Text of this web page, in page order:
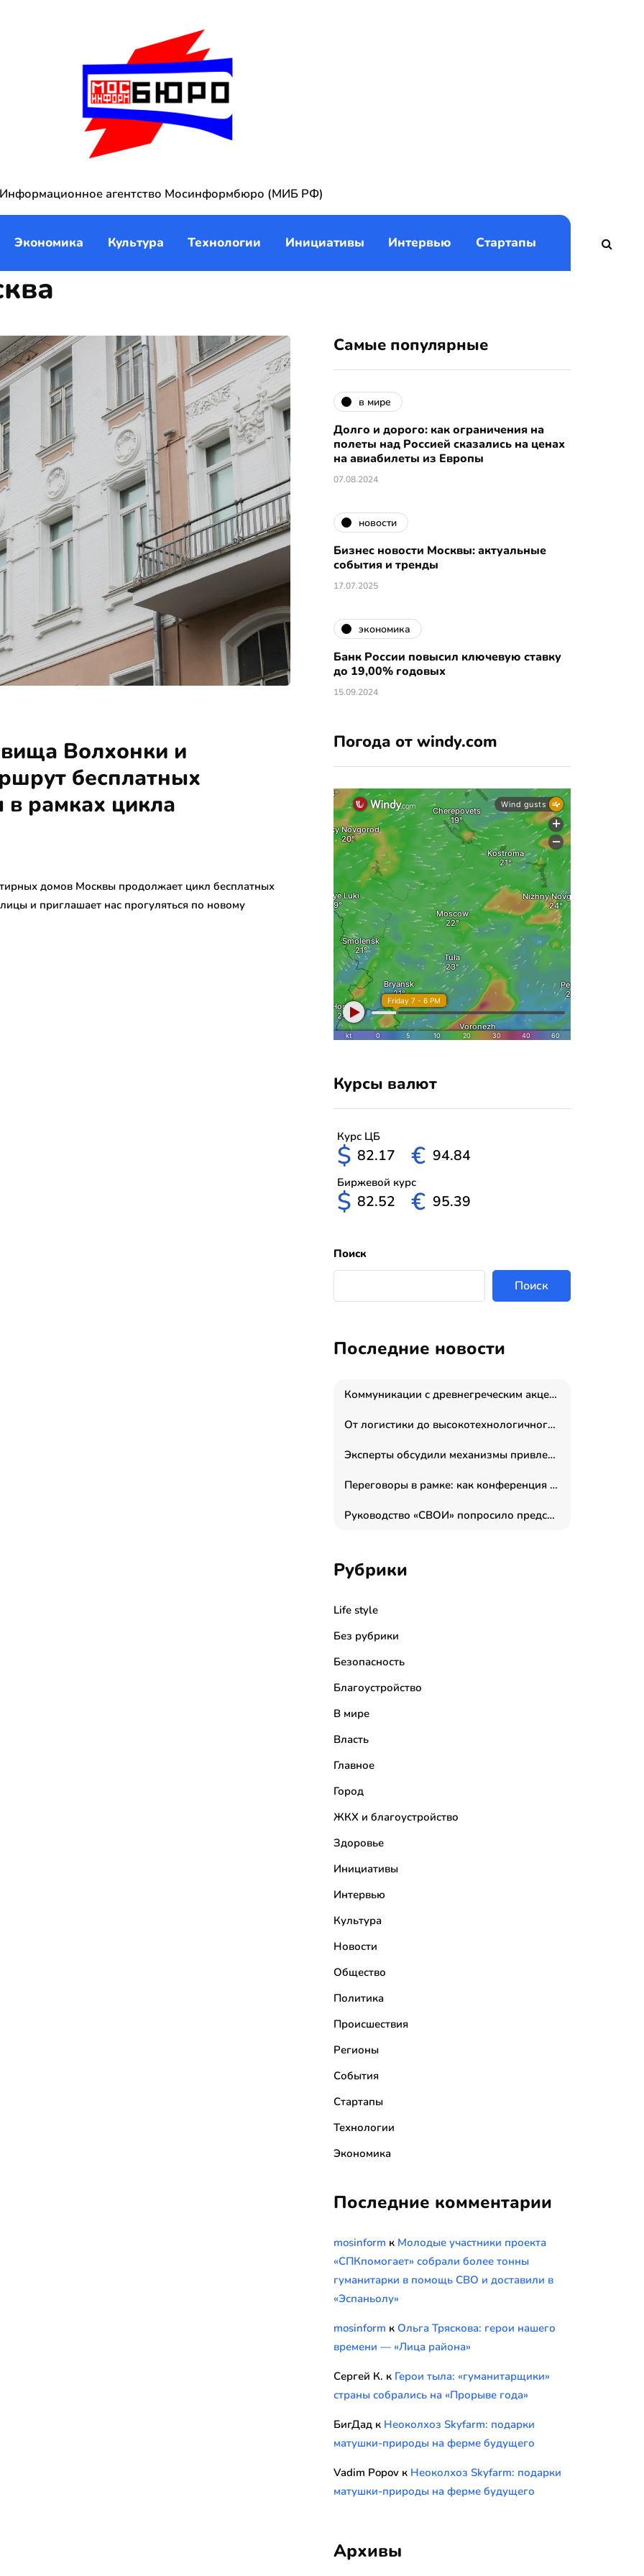
Информационное агентство Мосинформбюро (МИБ РФ)
Экономика Культура Технологии Инициативы Интервью Стартапы
Волхонки и
бесплатных
рамках цикла
домов Москвы продолжает цикл бесплатных
и приглашает нас прогуляться по новому
Самые популярные
в мире
Долго и дорого: как ограничения на
полеты над Россией сказались на ценах
на авиабилеты из Европы
07.08.2024
новости
Бизнес новости Москвы: актуальные
события и тренды
17.07.2025
экономика
Банк России повысил ключевую ставку
до 19,00% годовых
15.09.2024
Погода от windy.com
Курсы валют
Курс ЦБ
$ 82.17 € 94.84
Биржевой курс
$ 82.52 € 95.39
Поиск
Поиск
Последние новости
Коммуникации с древнегреческим акцентом: медиаменеджер и журналист Владимир Дергачев запустил коммуникационное агентство «Сократ 2.0»
От логистики до высокотехнологичного производства: как основатель “гагаринга” выстраивает экосистему безопасности и гражданских БПЛА
Эксперты обсудили механизмы привлечения молодых специалистов в промышленные города
Переговоры в рамке: как конференция «Бизнес как искусство» переформатирует деловой этикет в стенах ТПП РФ
Руководство «СВОИ» попросило председателя СКР дать правовую оценку обысков в тыловом штабе
Рубрики
Life style
Без рубрики
Безопасность
Благоустройство
В мире
Власть
Главное
Город
ЖКХ и благоустройство
Здоровье
Инициативы
Интервью
Культура
Новости
Общество
Политика
Происшествия
Регионы
События
Стартапы
Технологии
Экономика
Последние комментарии
mosinform к Молодые участники проекта
«СПКпомогает» собрали более тонны
гуманитарки в помощь СВО и доставили в
«Эспаньолу»
mosinform к Ольга Тряскова: герои нашего
времени — «Лица района»
Сергей К. к Герои тыла: «гуманитарщики»
страны собрались на «Прорыве года»
БигДад к Неоколхоз Skyfarm: подарки
матушки-природы на ферме будущего
Vadim Popov к Неоколхоз Skyfarm: подарки
матушки-природы на ферме будущего
Архивы